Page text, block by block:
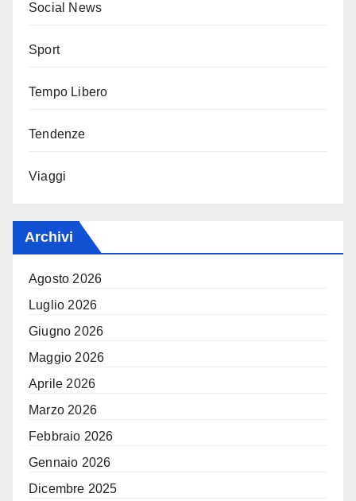
Social News
Sport
Tempo Libero
Tendenze
Viaggi
Archivi
Agosto 2026
Luglio 2026
Giugno 2026
Maggio 2026
Aprile 2026
Marzo 2026
Febbraio 2026
Gennaio 2026
Dicembre 2025